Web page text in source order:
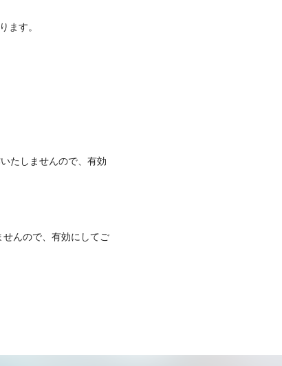
ます。
たしませんので、有効
んので、有効にしてご